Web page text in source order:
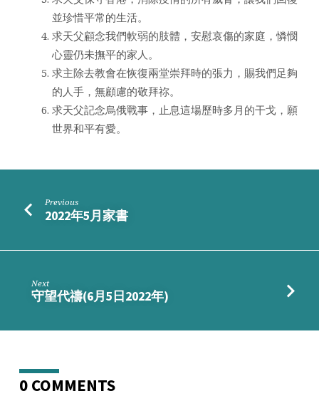
並珍惜平常的生活。
求天父顧念我們軟弱的肢體，安慰哀傷的家庭，憐憫
心靈仍未撫平的家人。
求主除去教會在恢復兩堂崇拜時的張力，賜我們足夠
的人手，無顧慮的敬拜祢。
求天父記念烏俄戰事，止息這場歷時多月的干戈，願
世界和平有愛。
Previous
2022年5月家書
Next
守望代禱(6月5日2022年)
0 COMMENTS